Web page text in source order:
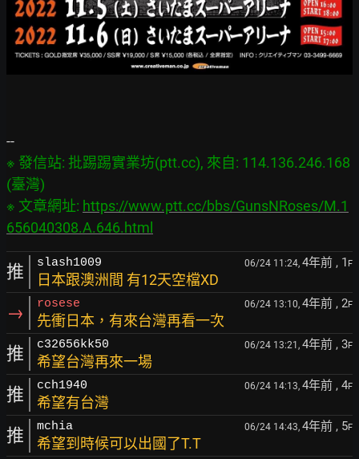
※ 發信站: 批踢踢實業坊(ptt.cc), 來自: 114.136.246.168
(臺灣)
※ 文章網址: https://www.ptt.cc/bbs/GunsNRoses/M.1
656040308.A.646.html
推 slash1009 06/24 11:24, 4年前 , 1 F
日本跟澳洲間 有12天空檔XD
→ rosese 06/24 13:10, 4年前 , 2F
先衝日本，有來台灣再看一次
推 c32656kk50 06/24 13:21, 4年前 , 3F
希望台灣再來一場
推 cch1940 06/24 14:13, 4年前 , 4F
希望有台灣
推 mchia 06/24 14:43, 4年前 , 5F
希望到時候可以出國了T.T